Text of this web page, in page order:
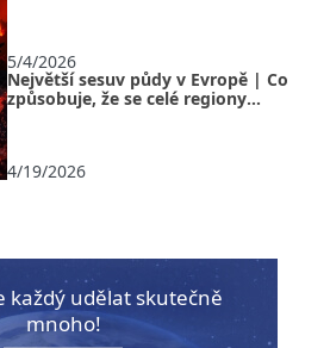
5/4/2026
Největší sesuv půdy v Evropě | Co
způsobuje, že se celé regiony
4/19/2026
každý udělat skutečně
mnoho!